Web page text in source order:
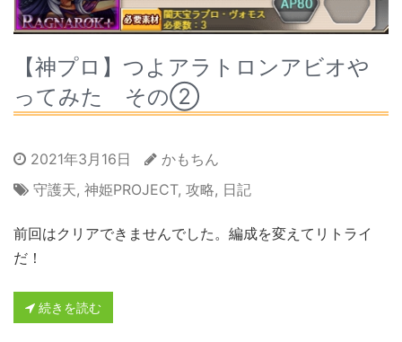
【神プロ】つよアラトロンアビオや
ってみた その②
2021年3月16日
かもちん
守護天, 神姫PROJECT, 攻略, 日記
前回はクリアできませんでした。編成を変えてリトライ
だ！
続きを読む